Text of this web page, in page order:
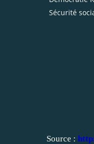
Sécurité
Source :